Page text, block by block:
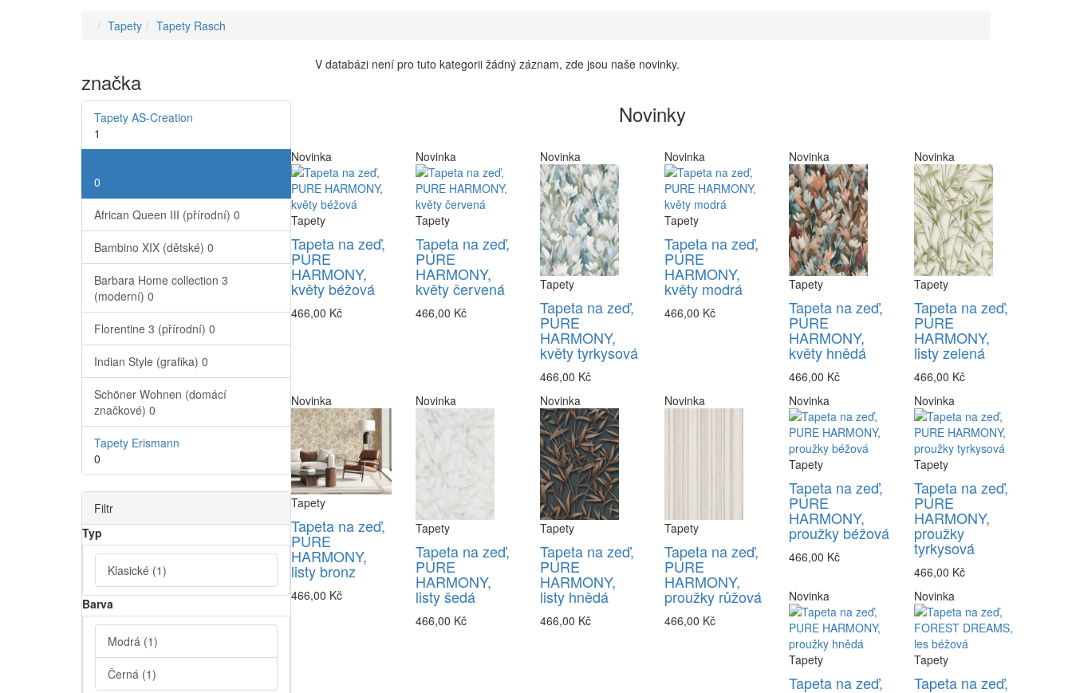
Tapety Tapety Rasch
značka
Tapety AS-Creation
1
0
African Queen III (přírodní) 0
Bambino XIX (dětské) 0
Barbara Home collection 3
(moderní) 0
Florentine 3 (přírodní) 0
Indian Style (grafika) 0
Schöner Wohnen (domácí
značkové) 0
Tapety Erismann
0
Filtr
Typ
Klasické (1)
Barva
Modrá (1)
Černá (1)
V databázi není pro tuto kategorii žádný záznam, zde jsou naše novinky.
Novinky
Novinka
Tapety
Tapeta na zeď,
PURE
HARMONY,
květy béžová
466,00 Kč
Novinka
Tapety
Tapeta na zeď,
PURE
HARMONY,
květy červená
466,00 Kč
Novinka
Tapety
Tapeta na zeď,
PURE
HARMONY,
květy tyrkysová
466,00 Kč
Novinka
Tapety
Tapeta na zeď,
PURE
HARMONY,
květy modrá
466,00 Kč
Novinka
Tapety
Tapeta na zeď,
PURE
HARMONY,
květy hnědá
466,00 Kč
Novinka
Tapety
Tapeta na zeď,
PURE
HARMONY,
listy zelená
466,00 Kč
Novinka
Tapety
Tapeta na zeď,
PURE
HARMONY,
listy bronz
466,00 Kč
Novinka
Tapety
Tapeta na zeď,
PURE
HARMONY,
listy šedá
466,00 Kč
Novinka
Tapety
Tapeta na zeď,
PURE
HARMONY,
listy hnědá
466,00 Kč
Novinka
Tapety
Tapeta na zeď,
PURE
HARMONY,
proužky růžová
466,00 Kč
Novinka
Tapety
Tapeta na zeď,
PURE
HARMONY,
proužky béžová
466,00 Kč
Novinka
Tapety
Tapeta na zeď,
PURE
HARMONY,
proužky
tyrkysová
466,00 Kč
Novinka
Tapety
Tapeta na zeď,
Novinka
Tapety
Tapeta na zeď,